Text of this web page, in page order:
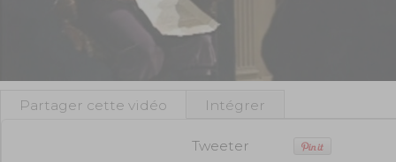
Partager cette vidéo Intégrer
Tweeter